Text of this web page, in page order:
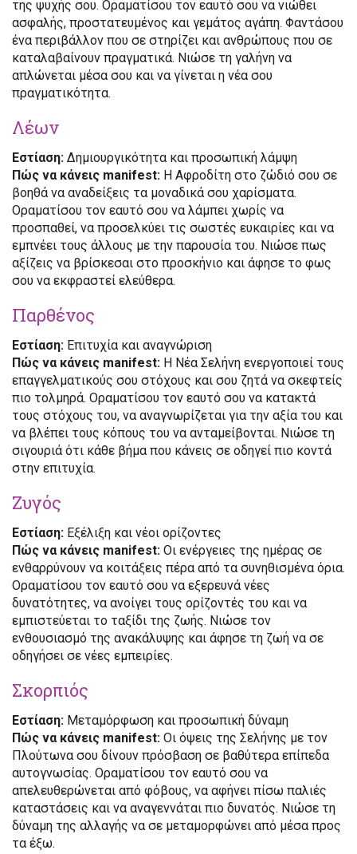
της ψυχής σου. Οραματίσου τον εαυτό σου να νιώθει
ασφαλής, προστατευμένος και γεμάτος αγάπη. Φαντάσου
ένα περιβάλλον που σε στηρίζει και ανθρώπους που σε
καταλαβαίνουν πραγματικά. Νιώσε τη γαλήνη να
απλώνεται μέσα σου και να γίνεται η νέα σου
πραγματικότητα.
Λέων
Εστίαση: Δημιουργικότητα και προσωπική λάμψη
Πώς να κάνεις manifest: Η Αφροδίτη στο ζώδιό σου σε
βοηθά να αναδείξεις τα μοναδικά σου χαρίσματα.
Οραματίσου τον εαυτό σου να λάμπει χωρίς να
προσπαθεί, να προσελκύει τις σωστές ευκαιρίες και να
εμπνέει τους άλλους με την παρουσία του. Νιώσε πως
αξίζεις να βρίσκεσαι στο προσκήνιο και άφησε το φως
σου να εκφραστεί ελεύθερα.
Παρθένος
Εστίαση: Επιτυχία και αναγνώριση
Πώς να κάνεις manifest: Η Νέα Σελήνη ενεργοποιεί τους
επαγγελματικούς σου στόχους και σου ζητά να σκεφτείς
πιο τολμηρά. Οραματίσου τον εαυτό σου να κατακτά
τους στόχους του, να αναγνωρίζεται για την αξία του και
να βλέπει τους κόπους του να ανταμείβονται. Νιώσε τη
σιγουριά ότι κάθε βήμα που κάνεις σε οδηγεί πιο κοντά
στην επιτυχία.
Ζυγός
Εστίαση: Εξέλιξη και νέοι ορίζοντες
Πώς να κάνεις manifest: Οι ενέργειες της ημέρας σε
ενθαρρύνουν να κοιτάξεις πέρα από τα συνηθισμένα όρια.
Οραματίσου τον εαυτό σου να εξερευνά νέες
δυνατότητες, να ανοίγει τους ορίζοντές του και να
εμπιστεύεται το ταξίδι της ζωής. Νιώσε τον
ενθουσιασμό της ανακάλυψης και άφησε τη ζωή να σε
οδηγήσει σε νέες εμπειρίες.
Σκορπιός
Εστίαση: Μεταμόρφωση και προσωπική δύναμη
Πώς να κάνεις manifest: Οι όψεις της Σελήνης με τον
Πλούτωνα σου δίνουν πρόσβαση σε βαθύτερα επίπεδα
αυτογνωσίας. Οραματίσου τον εαυτό σου να
απελευθερώνεται από φόβους, να αφήνει πίσω παλιές
καταστάσεις και να αναγεννάται πιο δυνατός. Νιώσε τη
δύναμη της αλλαγής να σε μεταμορφώνει από μέσα προς
τα έξω.